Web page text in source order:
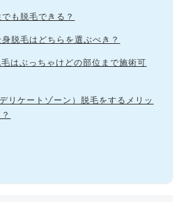
も脱毛できる？
脱毛はどちらを選ぶべき？
はぶっちゃけどの部位まで施術可
リケートゾーン）脱毛をするメリッ